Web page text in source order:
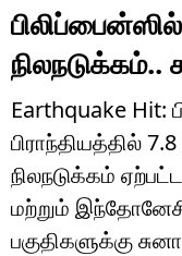
உலகம்
விளையாட்டு
பொழுதுபோக்கு
லைஃப்ஸ்டைல்
வணிகம்
நிலநடுக்கம்..
Earthquake Hit:
பிராந்தியத்தில்
நிலநடுக்கம்
மற்றும்
பகுதிகளுக்கு